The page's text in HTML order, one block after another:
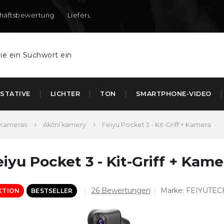
Lieferung nach DE und AT
STATIVE LICHTER TON SMARTPHONE-VIDEO
Akční kamery Feiyu Pocket 3 - Kit-Griff + Kamera
Pocket 3 - Kit-Griff +
BESTSELLER
Die
Produktbewertung
ist
26 Bewertungen Marke: